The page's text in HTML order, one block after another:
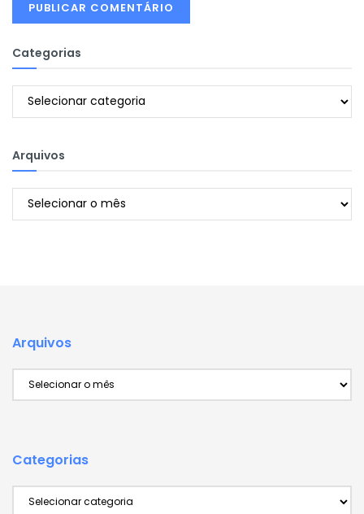
Categorias
Categorias
Arquivos
Arquivos
Arquivos
Categorias